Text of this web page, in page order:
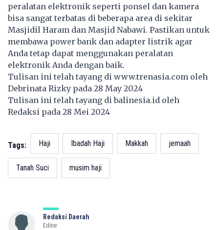
peralatan elektronik seperti ponsel dan kamera
bisa sangat terbatas di beberapa area di sekitar
Masjidil Haram dan Masjid Nabawi. Pastikan untuk
membawa power bank dan adapter listrik agar
Anda tetap dapat menggunakan peralatan
elektronik Anda dengan baik.
Tulisan ini telah tayang di www.trenasia.com oleh
Debrinata Rizky pada 28 May 2024
Tulisan ini telah tayang dibalinesia.id oleh
Redaksi pada 28 Mei 2024
Tags: Haji Ibadah Haji Makkah jemaah
Tanah Suci musim haji
Redaksi Daerah
Editor